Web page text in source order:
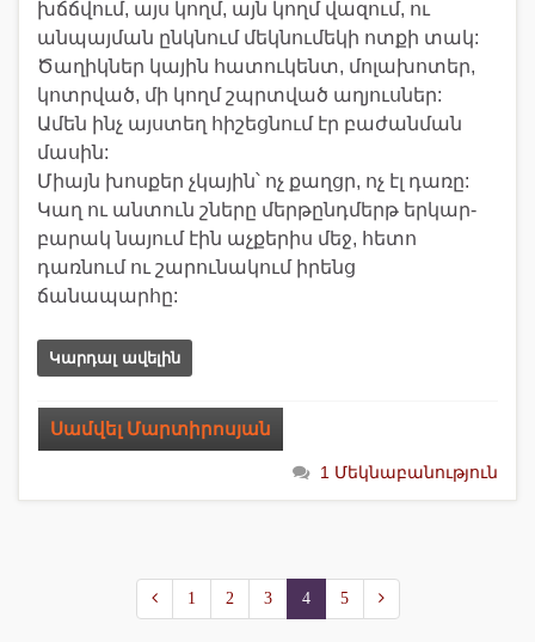
խճճվում, այս կողմ, այն կողմ վազում, ու
անպայման ընկնում մեկնումեկի ոտքի տակ:
Ծաղիկներ կային հատուկենտ, մոլախոտեր,
կոտրված, մի կողմ շպրտված աղյուսներ:
Ամեն ինչ այստեղ հիշեցնում էր բաժանման
մասին:
Միայն խոսքեր չկային՝ ոչ քաղցր, ոչ էլ դառը:
Կաղ ու անտուն շները մերթընդմերթ երկար-
բարակ նայում էին աչքերիս մեջ, հետո
դառնում ու շարունակում իրենց
ճանապարհը:
Կարդալ ավելին
Սամվել Մարտիրոսյան
1 Մեկնաբանություն
1 2 3 4 5